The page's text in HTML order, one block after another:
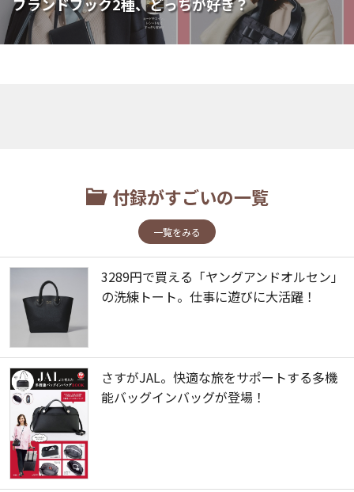
付録がすごいの一覧
一覧をみる
3289円で買える「ヤングアンドオルセン」
の洗練トート。仕事に遊びに大活躍！
さすがJAL。快適な旅をサポートする多機
能バッグインバッグが登場！